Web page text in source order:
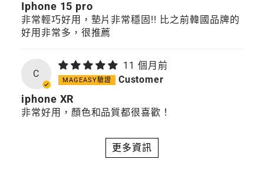
Iphone 15 pro
非常輕巧好用，墊片非常穩固!! 比之前韓國品牌的
好用非常多，很推薦
C
11 個月前
Customer
iphone XR
非常好用，顏色和品質都很喜歡！
更多資訊